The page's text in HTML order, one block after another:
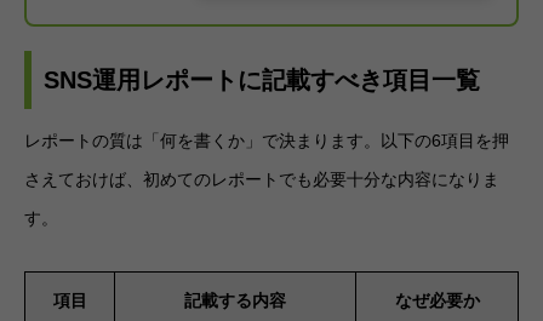
SNS運用レポートに記載すべき項目一覧
レポートの質は「何を書くか」で決まります。以下の6項目を押
さえておけば、初めてのレポートでも必要十分な内容になりま
す。
項目 記載する内容 なぜ必要か